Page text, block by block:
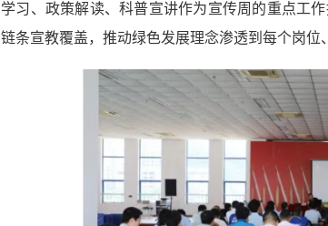
学习、政策解读、科普宣讲作为宣传周的重点工
链条宣教覆盖，推动绿色发展理念渗透到每个岗位